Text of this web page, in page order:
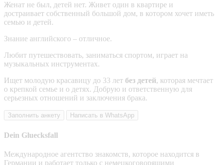
Женат не был, детей нет. Живет один в квартире и
достраивает собственный большой дом, в котором хочет иметь
семью и детей.
Знание английского – отличное.
Любит путешествовать, заниматься спортом, играет на
музыкальных инструментах.
Ищет молодую красавицу до 33 лет без детей, которая мечтает
о крепкой семье и о детях. Добрую и ответственную для
серьезных отношений и заключения брака.
Заполнить анкету Написать в WhatsApp
Dein Gluecksfall
Международное агентство знакомств, которое находится в
Германии и работает только с немецкоговорящими